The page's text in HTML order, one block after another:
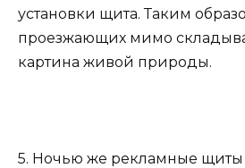
установки щита. Таким
проезжающих мимо
картина живой природы.
5. Ночью же рекламные